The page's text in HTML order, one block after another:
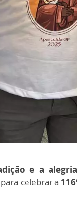
e a
celebrar a